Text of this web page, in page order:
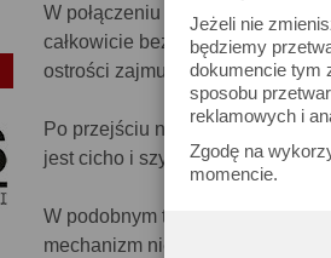
Jeżeli nie
będziemy
dokumencie tym
sposobu
reklamowych i
Zgodę na
momencie.
W połączeniu z nowszym
całkowicie bezgłośnie i dość
ostrości zajmuje około 0.5
Po przejściu na starszy korpus,
jest cicho i szybko. Tutaj nie
W podobnym tonie możemy
mechanizm nie sprawiał nam